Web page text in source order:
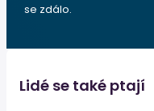
se zdálo.
Lidé se také ptají